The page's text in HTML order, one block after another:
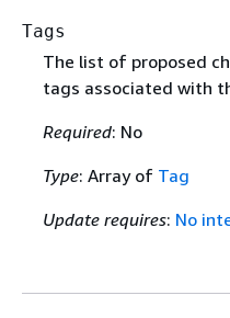
Tags
The list of proposed
tags associated with
Required: No
Type: Array of Tag
Update requires: No